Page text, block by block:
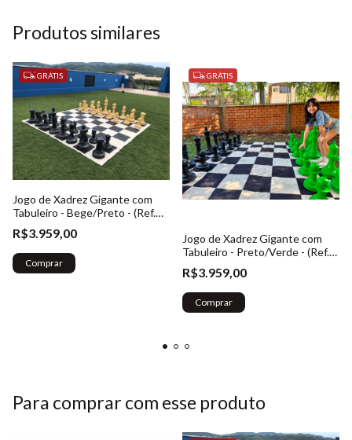
Produtos similares
GRÁTIS
Jogo de Xadrez Gigante com
Tabuleiro - Bege/Preto - (Ref.
023)
R$3.959,00
Comprar
GRÁTIS
Jogo de Xadrez Gigante com
Tabuleiro - Preto/Verde - (Ref.
023)
R$3.959,00
Comprar
Para comprar com esse produto